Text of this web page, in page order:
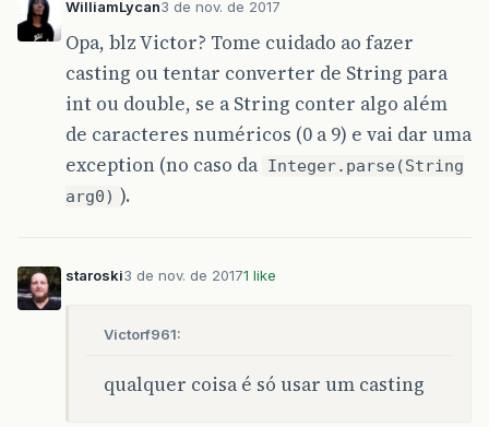
WilliamLycan3 de nov. de 2017
Opa, blz Victor? Tome cuidado ao fazer
casting ou tentar converter de String para
int ou double, se a String conter algo além
de caracteres numéricos (0 a 9) e vai dar uma
exception (no caso da Integer.parse(String
arg0) ).
staroski3 de nov. de 20171 like
Victorf961:
qualquer coisa é só usar um casting